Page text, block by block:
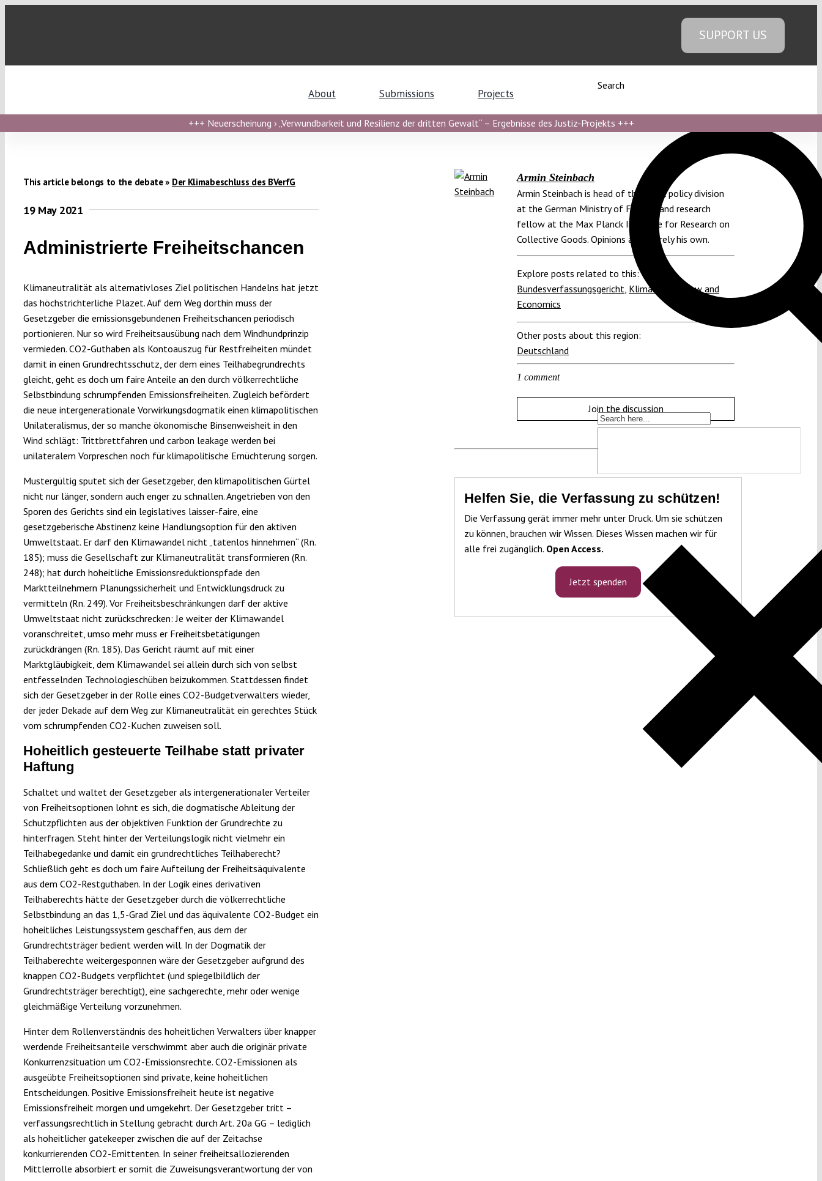
SUPPORT US
About Submissions Projects
Search
+++ Neuerscheinung › „Verwundbarkeit und Resilienz der dritten Gewalt“ – Ergebnisse des Justiz-Projekts +++
This article belongs to the debate » Der Klimabeschluss des BVerfG
19 May 2021
Administrierte Freiheitschancen
Klimaneutralität als alternativloses Ziel politischen Handelns hat jetzt
das höchstrichterliche Plazet. Auf dem Weg dorthin muss der
Gesetzgeber die emissionsgebundenen Freiheitschancen periodisch
portionieren. Nur so wird Freiheitsausübung nach dem Windhundprinzip
vermieden. CO2-Guthaben als Kontoauszug für Restfreiheiten mündet
damit in einen Grundrechtsschutz, der dem eines Teilhabegrundrechts
gleicht, geht es doch um faire Anteile an den durch völkerrechtliche
Selbstbindung schrumpfenden Emissionsfreiheiten. Zugleich befördert
die neue intergenerationale Vorwirkungsdogmatik einen klimapolitischen
Unilateralismus, der so manche ökonomische Binsenweisheit in den
Wind schlägt: Trittbrettfahren und carbon leakage werden bei
unilateralem Vorpreschen noch für klimapolitische Ernüchterung sorgen.
Mustergültig sputet sich der Gesetzgeber, den klimapolitischen Gürtel
nicht nur länger, sondern auch enger zu schnallen. Angetrieben von den
Sporen des Gerichts sind ein legislatives laisser-faire, eine
gesetzgeberische Abstinenz keine Handlungsoption für den aktiven
Umweltstaat. Er darf den Klimawandel nicht „tatenlos hinnehmen“ (Rn.
185); muss die Gesellschaft zur Klimaneutralität transformieren (Rn.
248); hat durch hoheitliche Emissionsreduktionspfade den
Marktteilnehmern Planungssicherheit und Entwicklungsdruck zu
vermitteln (Rn. 249). Vor Freiheitsbeschränkungen darf der aktive
Umweltstaat nicht zurückschrecken: Je weiter der Klimawandel
voranschreitet, umso mehr muss er Freiheitsbetätigungen
zurückdrängen (Rn. 185). Das Gericht räumt auf mit einer
Marktgläubigkeit, dem Klimawandel sei allein durch sich von selbst
entfesselnden Technologieschüben beizukommen. Stattdessen findet
sich der Gesetzgeber in der Rolle eines CO2-Budgetverwalters wieder,
der jeder Dekade auf dem Weg zur Klimaneutralität ein gerechtes Stück
vom schrumpfenden CO2-Kuchen zuweisen soll.
Hoheitlich gesteuerte Teilhabe statt privater
Haftung
Schaltet und waltet der Gesetzgeber als intergenerationaler Verteiler
von Freiheitsoptionen lohnt es sich, die dogmatische Ableitung der
Schutzpflichten aus der objektiven Funktion der Grundrechte zu
hinterfragen. Steht hinter der Verteilungslogik nicht vielmehr ein
Teilhabegedanke und damit ein grundrechtliches Teilhaberecht?
Schließlich geht es doch um faire Aufteilung der Freiheitsäquivalente
aus dem CO2-Restguthaben. In der Logik eines derivativen
Teilhaberechts hätte der Gesetzgeber durch die völkerrechtliche
Selbstbindung an das 1,5-Grad Ziel und das äquivalente CO2-Budget ein
hoheitliches Leistungssystem geschaffen, aus dem der
Grundrechtsträger bedient werden will. In der Dogmatik der
Teilhaberechte weitergesponnen wäre der Gesetzgeber aufgrund des
knappen CO2-Budgets verpflichtet (und spiegelbildlich der
Grundrechtsträger berechtigt), eine sachgerechte, mehr oder wenige
gleichmäßige Verteilung vorzunehmen.
Hinter dem Rollenverständnis des hoheitlichen Verwalters über knapper
werdende Freiheitsanteile verschwimmt aber auch die originär private
Konkurrenzsituation um CO2-Emissionsrechte. CO2-Emissionen als
ausgeübte Freiheitsoptionen sind private, keine hoheitlichen
Entscheidungen. Positive Emissionsfreiheit heute ist negative
Emissionsfreiheit morgen und umgekehrt. Der Gesetzgeber tritt –
verfassungsrechtlich in Stellung gebracht durch Art. 20a GG – lediglich
als hoheitlicher gatekeeper zwischen die auf der Zeitachse
konkurrierenden CO2-Emittenten. In seiner freiheitsallozierenden
Mittlerrolle absorbiert er somit die Zuweisungsverantwortung der von
Armin Steinbach
Armin Steinbach is head of the fiscal policy division
at the German Ministry of Finance and research
fellow at the Max Planck Institute for Research on
Collective Goods. Opinions are entirely his own.
Explore posts related to this:
Bundesverfassungsgericht Klimaschutz
Law and
Economics
Other posts about this region:
Deutschland
1 comment
Join the discussion
Helfen Sie, die Verfassung zu schützen!
Die Verfassung gerät immer mehr unter Druck. Um sie schützen
zu können, brauchen wir Wissen. Dieses Wissen machen wir für
alle frei zugänglich. Open Access.
Jetzt spenden